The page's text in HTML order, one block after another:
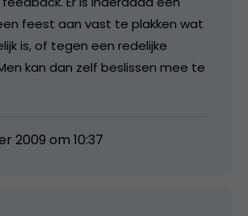
feest aan vast te plakken wat
is, of tegen een redelijke
kan dan zelf beslissen mee te
2009 om 10:37